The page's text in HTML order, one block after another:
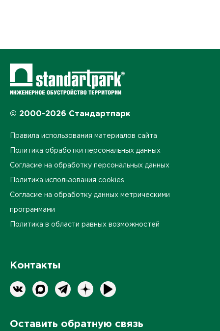
© 2000-2026 Стандартпарк
Правила использования материалов сайта
Политика обработки персональных данных
Согласие на обработку персональных данных
Политика использования cookies
Согласие на обработку данных метрическими
программами
Политика в области равных возможностей
Контакты
Оставить обратную связь